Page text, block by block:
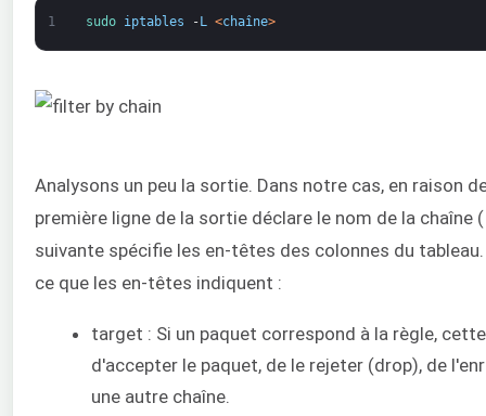
1 sudo iptables - L <chaîne>
Analysons un peu la sortie. Dans notre cas, en raison
première ligne de la sortie déclare le nom de la chaîne
suivante spécifie les en-têtes des colonnes du
ce que les en-têtes indiquent :
target : Si un paquet correspond à la règle,
d'accepter le paquet, de le rejeter (drop), de
une autre chaîne.